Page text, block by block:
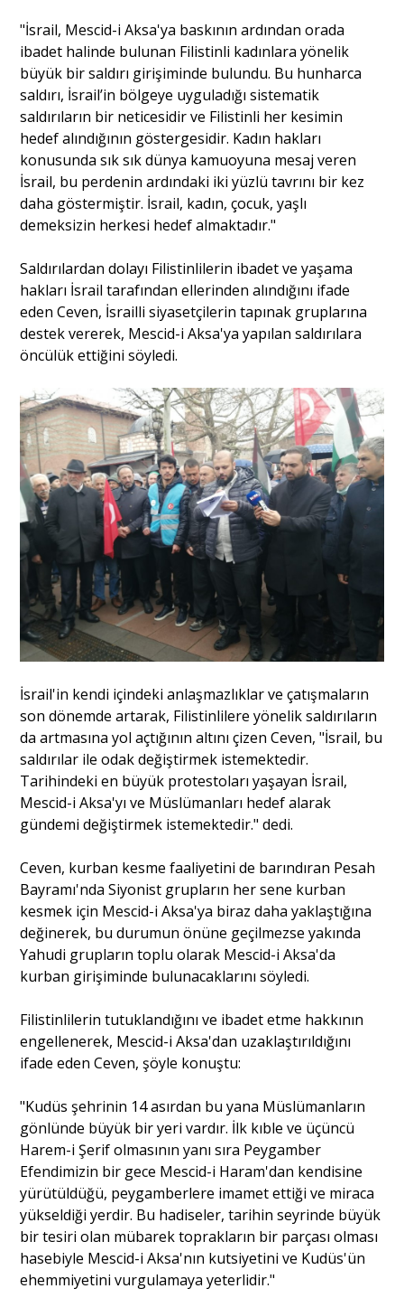
Sağlık
"İsrail, Mescid-i Aksa'ya baskının ardından orada
ibadet halinde bulunan Filistinli kadınlara yönelik
büyük bir saldırı girişiminde bulundu. Bu hunharca
saldırı, İsrail’in bölgeye uyguladığı sistematik
saldırıların bir neticesidir ve Filistinli her kesimin
hedef alındığının göstergesidir. Kadın hakları
konusunda sık sık dünya kamuoyuna mesaj veren
İsrail, bu perdenin ardındaki iki yüzlü tavrını bir kez
daha göstermiştir. İsrail, kadın, çocuk, yaşlı
demeksizin herkesi hedef almaktadır."
Saldırılardan dolayı Filistinlilerin ibadet ve yaşama
hakları İsrail tarafından ellerinden alındığını ifade
eden Ceven, İsrailli siyasetçilerin tapınak gruplarına
destek vererek, Mescid-i Aksa'ya yapılan saldırılara
öncülük ettiğini söyledi.
İsrail'in kendi içindeki anlaşmazlıklar ve çatışmaların
son dönemde artarak, Filistinlilere yönelik saldırıların
da artmasına yol açtığının altını çizen Ceven, "İsrail, bu
saldırılar ile odak değiştirmek istemektedir.
Tarihindeki en büyük protestoları yaşayan İsrail,
Mescid-i Aksa'yı ve Müslümanları hedef alarak
gündemi değiştirmek istemektedir." dedi.
Ceven, kurban kesme faaliyetini de barındıran Pesah
Bayramı'nda Siyonist grupların her sene kurban
kesmek için Mescid-i Aksa'ya biraz daha yaklaştığına
değinerek, bu durumun önüne geçilmezse yakında
Yahudi grupların toplu olarak Mescid-i Aksa'da
kurban girişiminde bulunacaklarını söyledi.
Filistinlilerin tutuklandığını ve ibadet etme hakkının
engellenerek, Mescid-i Aksa'dan uzaklaştırıldığını
ifade eden Ceven, şöyle konuştu:
"Kudüs şehrinin 14 asırdan bu yana Müslümanların
gönlünde büyük bir yeri vardır. İlk kıble ve üçüncü
Harem-i Şerif olmasının yanı sıra Peygamber
Efendimizin bir gece Mescid-i Haram'dan kendisine
yürütüldüğü, peygamberlere imamet ettiği ve miraca
yükseldiği yerdir. Bu hadiseler, tarihin seyrinde büyük
bir tesiri olan mübarek toprakların bir parçası olması
hasebiyle Mescid-i Aksa'nın kutsiyetini ve Kudüs'ün
ehemmiyetini vurgulamaya yeterlidir."